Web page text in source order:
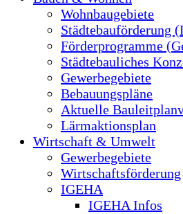
Wohnbaugebiete
Städtebauförderung
Förderprogramme
Städtebauliches
Gewerbegebiete
Bebauungspläne
Aktuelle
Lärmaktionsplan
Wirtschaft & Umwelt
Gewerbegebiete
Wirtschaftsförderung
IGEHA
IGEHA Infos